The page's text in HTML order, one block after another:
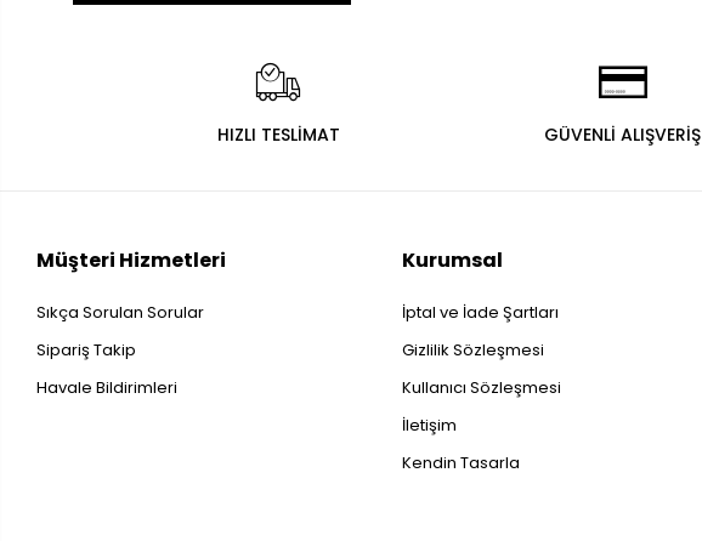
HIZLI TESLİMAT GÜVENLİ ALIŞVERİŞ
Müşteri Hizmetleri
Sıkça Sorulan Sorular
Sipariş Takip
Havale Bildirimleri
Kurumsal
İptal ve İade Şartları
Gizlilik Sözleşmesi
Kullanıcı Sözleşmesi
İletişim
Kendin Tasarla